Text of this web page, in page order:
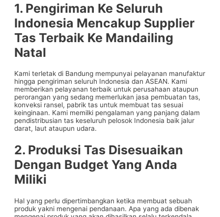
1. Pengiriman Ke Seluruh
Indonesia Mencakup Supplier
Tas Terbaik Ke Mandailing
Natal
Kami terletak di Bandung mempunyai pelayanan manufaktur
hingga pengiriman seluruh Indonesia dan ASEAN. Kami
memberikan pelayanan terbaik untuk perusahaan ataupun
perorangan yang sedang memerlukan jasa pembuatan tas,
konveksi ransel, pabrik tas untuk membuat tas sesuai
keinginaan. Kami memilki pengalaman yang panjang dalam
pendistribusian tas keseluruh pelosok Indonesia baik jalur
darat, laut ataupun udara.
2. Produksi Tas Disesuaikan
Dengan Budget Yang Anda
Miliki
Hal yang perlu dipertimbangkan ketika membuat sebuah
produk yakni mengenai pendanaan. Apa yang ada dibenak